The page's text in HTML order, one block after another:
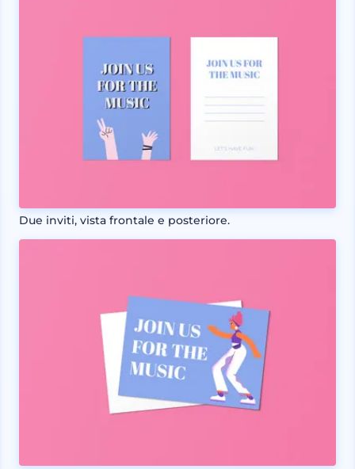
Due inviti, vista frontale e posteriore.